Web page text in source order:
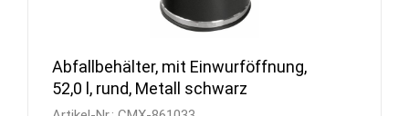
Abfallbehälter, mit Einwurföffnung,
52,0 l, rund, Metall schwarz